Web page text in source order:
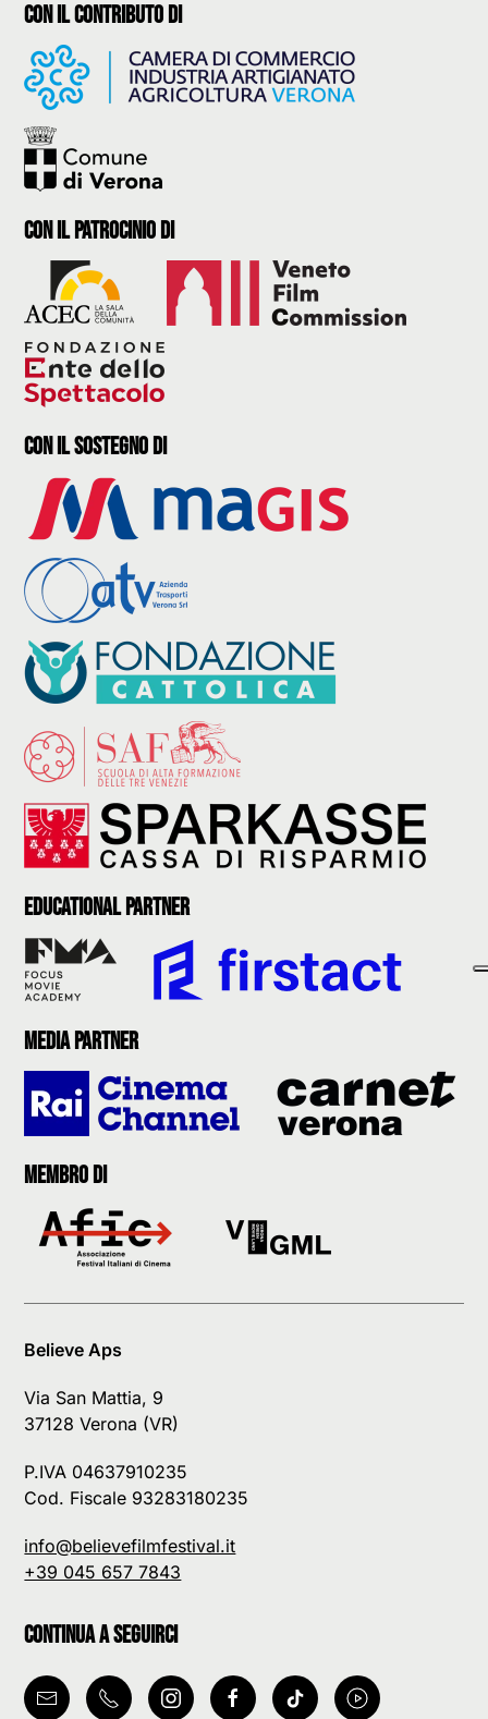
con il contributo di
con il Patrocinio di
con il sostegno di
Educational partner
Media partner
Membro di
Believe Aps
Via San Mattia, 9
37128 Verona (VR)
P.IVA 04637910235
Cod. Fiscale 93283180235
info@believefilmfestival.it
+39 045 657 7843
Continua a seguirci